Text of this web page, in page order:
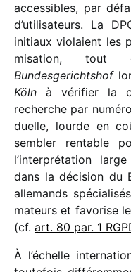
acces­sibles, par
d’utilisateurs. La
initiaux violaient les
mi­sa­tion, tout
Bundesgerichtshof
Köln à véri­fier la
recherche par
duelle, lourde en
sembler rentable
l’interprétation
dans la déci­sion du
alle­mands
ma­teurs et favo­rise
(cf. art. 80 par. 1
À l’échelle